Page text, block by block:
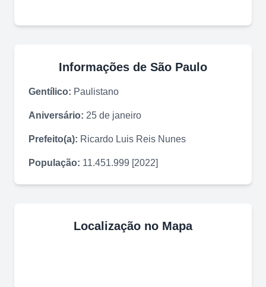
Informações de São Paulo
Gentílico: Paulistano
Aniversário: 25 de janeiro
Prefeito(a): Ricardo Luis Reis Nunes
População: 11.451.999 [2022]
Localização no Mapa